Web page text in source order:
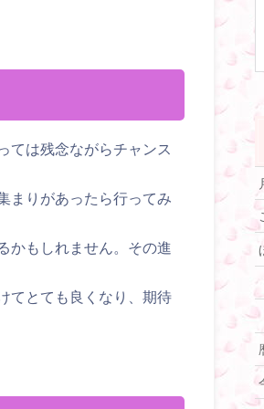
ては残念ながらチャンス
まりがあったら行ってみ
かもしれません。その進
てとても良くなり、期待